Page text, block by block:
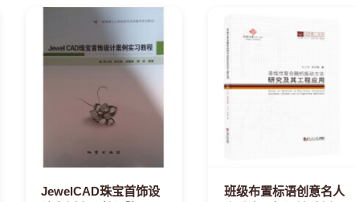
JewelCAD珠宝首饰设
班级布置标语创意名人